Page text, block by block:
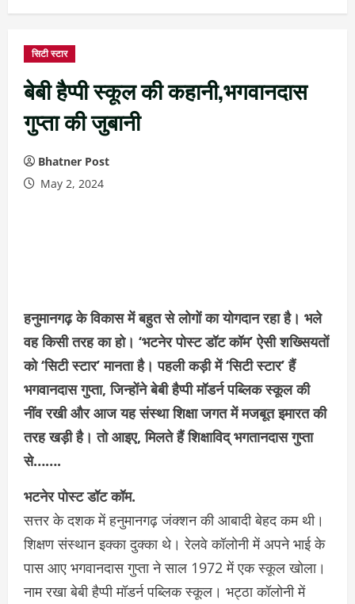
सिटी स्टार
बेबी हैप्पी स्कूल की कहानी,भगवानदास
गुप्ता की जुबानी
Bhatner Post
May 2, 2024
हनुमानगढ़ के विकास में बहुत से लोगों का योगदान रहा है। भले
वह किसी तरह का हो। ‘भटनेर पोस्ट डॉट कॉम’ ऐसी शख्सियतों
को ‘सिटी स्टार’ मानता है। पहली कड़ी में ‘सिटी स्टार’ हैं
भगवानदास गुप्ता, जिन्होंने बेबी हैप्पी मॉडर्न पब्लिक स्कूल की
नींव रखी और आज यह संस्था शिक्षा जगत में मजबूत इमारत की
तरह खड़ी है। तो आइए, मिलते हैं शिक्षाविद् भगतानदास गुप्ता
से…….
भटनेर पोस्ट डॉट कॉम.
सत्तर के दशक में हनुमानगढ़ जंक्शन की आबादी बेहद कम थी।
शिक्षण संस्थान इक्का दुक्का थे। रेलवे कॉलोनी में अपने भाई के
पास आए भगवानदास गुप्ता ने साल 1972 में एक स्कूल खोला।
नाम रखा बेबी हैप्पी मॉडर्न पब्लिक स्कूल। भट्ठा कॉलोनी में